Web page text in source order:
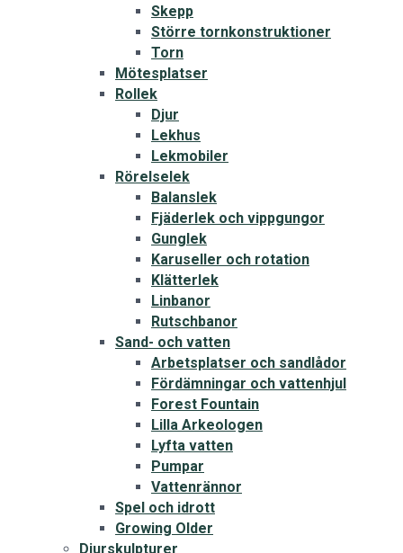
Skepp
Större tornkonstruktioner
Torn
Mötesplatser
Rollek
Djur
Lekhus
Lekmobiler
Rörelselek
Balanslek
Fjäderlek och vippgungor
Gunglek
Karuseller och rotation
Klätterlek
Linbanor
Rutschbanor
Sand- och vatten
Arbetsplatser och sandlådor
Fördämningar och vattenhjul
Forest Fountain
Lilla Arkeologen
Lyfta vatten
Pumpar
Vattenrännor
Spel och idrott
Growing Older
Djurskulpturer